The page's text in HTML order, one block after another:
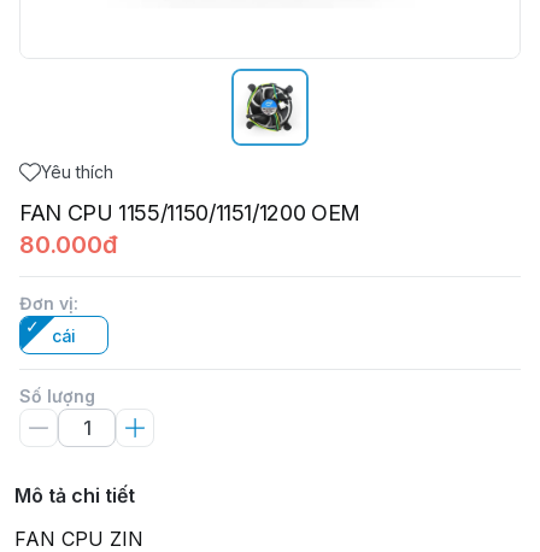
Yêu thích
FAN CPU 1155/1150/1151/1200 OEM
80.000đ
Đơn vị:
cái
Số lượng
Mô tả chi tiết
FAN CPU ZIN